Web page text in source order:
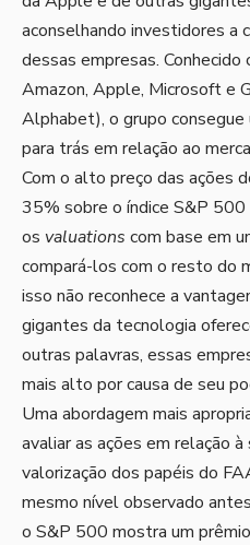
aconselhando investidores a
dessas empresas.
Amazon, Apple, Microsoft e
Alphabet), o grupo
para trás em relação ao
Com o alto preço das ações
35% sobre o índice S&P 500
os valuations com base em
compará-los com o resto do
isso não reconhece a
gigantes da tecnologia
outras palavras, essas
mais alto por causa de seu
Uma abordagem mais
avaliar as ações em relação
valorização dos papéis do
mesmo nível observado
o S&P 500 mostra um